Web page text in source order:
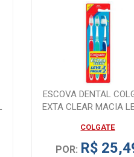
ESCOVA DENTAL
EXTA CLEAR MACIA
COLGATE
POR: R$